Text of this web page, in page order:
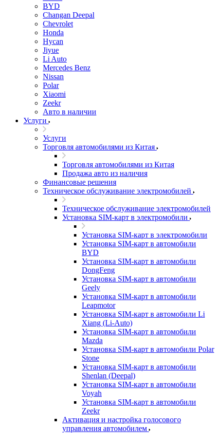
BYD
Changan Deepal
Chevrolet
Honda
Hycan
Jiyue
Li Auto
Mercedes Benz
Nissan
Polar
Xiaomi
Zeekr
Авто в наличии
Услуги
Услуги
Торговля автомобилями из Китая
Торговля автомобилями из Китая
Продажа авто из наличия
Финансовые решения
Техническое обслуживание электромобилей
Техническое обслуживание электромобилей
Установка SIM-карт в электромобили
Установка SIM-карт в электромобили
Установка SIM-карт в автомобили
BYD
Установка SIM-карт в автомобили
DongFeng
Установка SIM-карт в автомобили
Geely
Установка SIM-карт в автомобили
Leapmotor
Установка SIM-карт в автомобили Li
Xiang (Li-Auto)
Установка SIM-карт в автомобили
Mazda
Установка SIM-карт в автомобили Polar
Stone
Установка SIM-карт в автомобили
Shenlan (Deepal)
Установка SIM-карт в автомобили
Voyah
Установка SIM-карт в автомобили
Zeekr
Активация и настройка голосового
управления автомобилем